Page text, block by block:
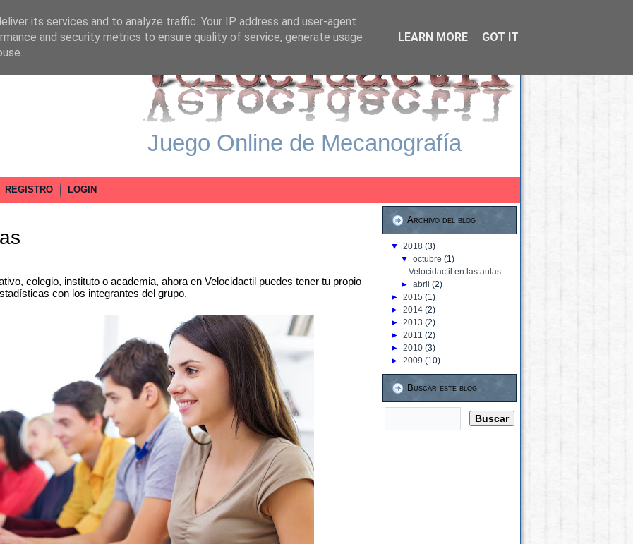
Juego Online de Mecanografía
REGISTRO LOGIN
colegio, instituto o academia, ahora en Velocidactil puedes tener tu propio
con los integrantes del grupo.
Archivo del blog
▼ 2018 (3)
▼ octubre (1)
Velocidactil en las aulas
► abril (2)
► 2015 (1)
► 2014 (2)
► 2013 (2)
► 2011 (2)
► 2010 (3)
► 2009 (10)
Buscar este blog
its services and to analyze traffic. Your IP address and user-agent
and security metrics to ensure quality of service, generate usage
LEARN MORE GOT IT